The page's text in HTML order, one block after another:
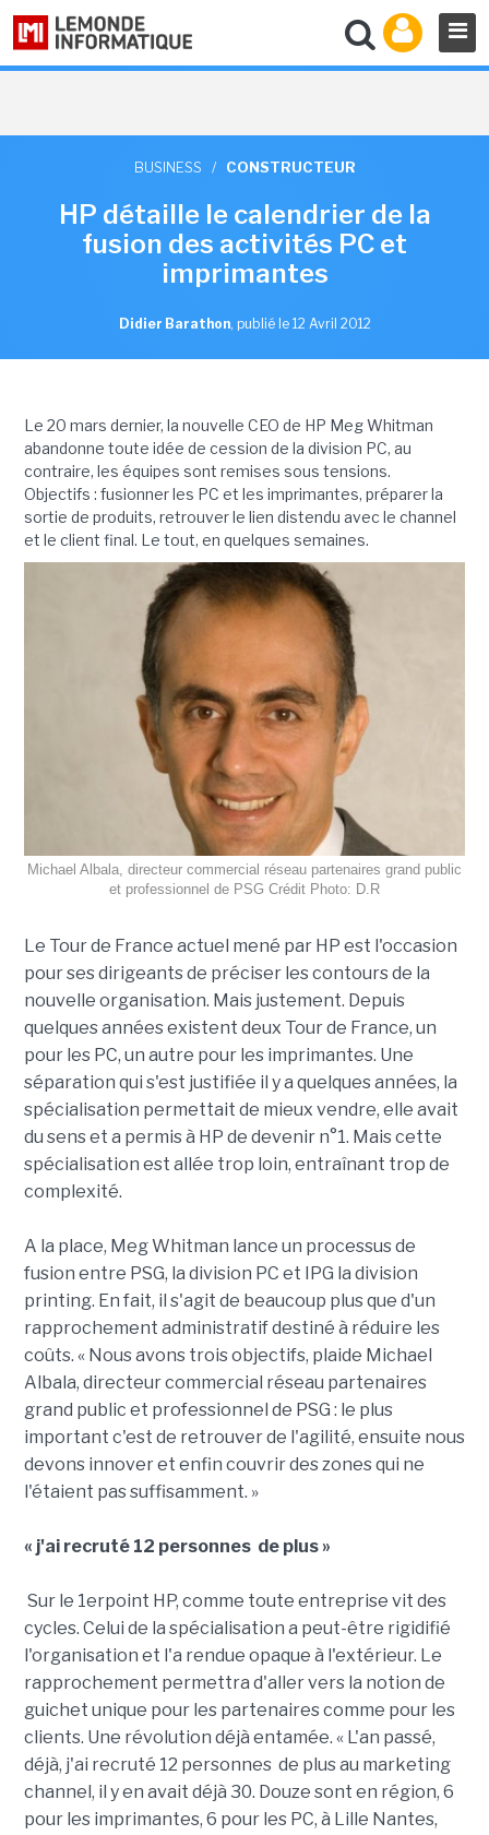
BUSINESS / CONSTRUCTEUR
HP détaille le calendrier de la
fusion des activités PC et
imprimantes
Didier Barathon, publié le 12 Avril 2012
Le 20 mars dernier, la nouvelle CEO de HP Meg Whitman
abandonne toute idée de cession de la division PC, au
contraire, les équipes sont remises sous tensions.
Objectifs : fusionner les PC et les imprimantes, préparer la
sortie de produits, retrouver le lien distendu avec le channel
et le client final. Le tout, en quelques semaines.
Michael Albala, directeur commercial réseau partenaires grand public
et professionnel de PSG Crédit Photo: D.R
Le Tour de France actuel mené par HP est l'occasion
pour ses dirigeants de préciser les contours de la
nouvelle organisation. Mais justement. Depuis
quelques années existent deux Tour de France, un
pour les PC, un autre pour les imprimantes. Une
séparation qui s'est justifiée il y a quelques années, la
spécialisation permettait de mieux vendre, elle avait
du sens et a permis à HP de devenir n°1. Mais cette
spécialisation est allée trop loin, entraînant trop de
complexité.
A la place, Meg Whitman lance un processus de
fusion entre PSG, la division PC et IPG la division
printing. En fait, il s'agit de beaucoup plus que d'un
rapprochement administratif destiné à réduire les
coûts. « Nous avons trois objectifs, plaide Michael
Albala, directeur commercial réseau partenaires
grand public et professionnel de PSG : le plus
important c'est de retrouver de l'agilité, ensuite nous
devons innover et enfin couvrir des zones qui ne
l'étaient pas suffisamment. »
« j'ai recruté 12 personnes de plus »
Sur le 1erpoint HP, comme toute entreprise vit des
cycles. Celui de la spécialisation a peut-être rigidifié
l'organisation et l'a rendue opaque à l'extérieur. Le
rapprochement permettra d'aller vers la notion de
guichet unique pour les partenaires comme pour les
clients. Une révolution déjà entamée. « L'an passé,
déjà, j'ai recruté 12 personnes de plus au marketing
channel, il y en avait déjà 30. Douze sont en région, 6
pour les imprimantes, 6 pour les PC, à Lille Nantes,